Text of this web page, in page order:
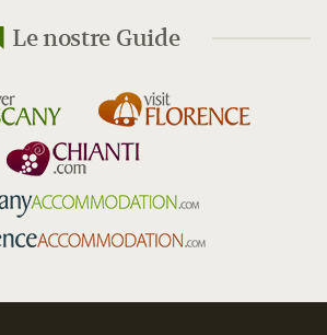
Le nostre Guide